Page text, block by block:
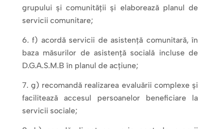
grupului și comunității și elaborează planul de
servicii comunitare;
f) acordă servicii de asistență comunitară, în
baza măsurilor de asistență socială incluse de
D.G.A.S.M.B în planul de acțiune;
g) recomandă realizarea evaluării complexe și
facilitează accesul persoanelor beneficiare la
servicii sociale;